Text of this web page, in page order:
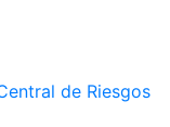
de Riesgos